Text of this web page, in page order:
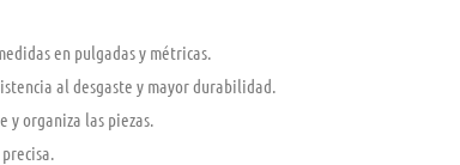
en pulgadas y métricas.
al desgaste y mayor durabilidad.
y organiza las piezas.